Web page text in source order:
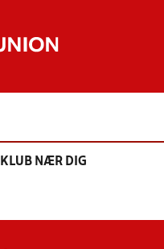
KLUB NÆR DIG